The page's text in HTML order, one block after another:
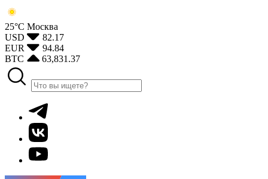
25°С Москва
USD
82.17
EUR
94.84
BTC
63,831.37